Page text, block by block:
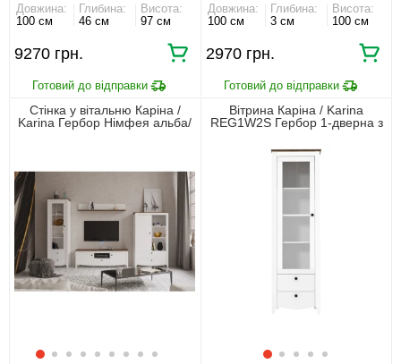
Довжина:
100 см
Глибина:
46 см
Висота:
97 см
9270 грн.
Довжина:
100 см
Глибина:
3 см
Висота:
100 см
2970 грн.
Стінка у вітальню Каріна /
Karina Гербор Німфея альба/
Вітрина Каріна / Karina
REG1W2S Гербор 1-дверна з
дуб сонома трюфель